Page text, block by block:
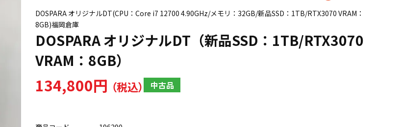
DOSPARA オリジナルDT(CPU：Core i7 12700 4.90GHz/メモリ：32GB/新品SSD：1TB/RTX3070 VRAM：
8GB)福岡倉庫
DOSPARA オリジナルDT（新品SSD：1TB/RTX3070
VRAM：8GB）
134,800円 中古品